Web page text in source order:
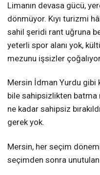
Limanın devasa gücü,
dönmüyor. Kıyı turizmi
sahil şeridi rant uğruna
yeterli spor alanı yok,
mezunu işsizler
Mersin İdman Yurdu gibi
bile sahipsizlikten batma
ne kadar sahipsiz
gerek yok.
Mersin, her seçim
seçimden sonra unutulan